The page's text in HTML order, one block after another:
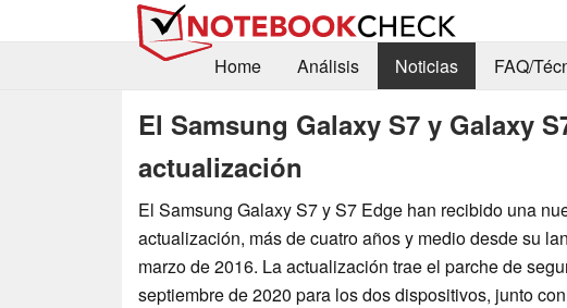
Home
Análisis Noticias FAQ/
El Samsung Galaxy S7 y Galaxy
actualización
El Samsung Galaxy S7 y S7 Edge han recibido una
actualización, más de cuatro años y medio desde su
marzo de 2016. La actualización trae el parche de
septiembre de 2020 para los dos dispositivos, junto con